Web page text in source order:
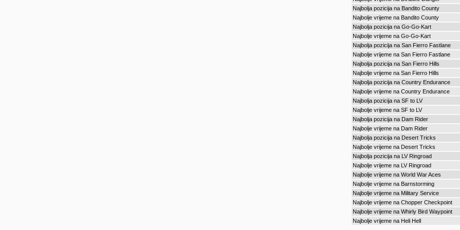
Najbolja pozicija na Bandito County
Najbolje vrijeme na Bandito County
Najbolja pozicija na Go-Go-Kart
Najbolje vrijeme na Go-Go-Kart
Najbolja pozicija na San Fierro Fastlane
Najbolje vrijeme na San Fierro Fastlane
Najbolja pozicija na San Fierro Hills
Najbolje vrijeme na San Fierro Hills
Najbolja pozicija na Country Endurance
Najbolje vrijeme na Country Endurance
Najbolja pozicija na SF to LV
Najbolje vrijeme na SF to LV
Najbolja pozicija na Dam Rider
Najbolje vrijeme na Dam Rider
Najbolja pozicija na Desert Tricks
Najbolje vrijeme na Desert Tricks
Najbolja pozicija na LV Ringroad
Najbolje vrijeme na LV Ringroad
Najbolje vrijeme na World War Aces
Najbolje vrijeme na Barnstorming
Najbolje vrijeme na Military Service
Najbolje vrijeme na Chopper Checkpoint
Najbolje vrijeme na Whirly Bird Waypoint
Najbolje vrijeme na Heli Hell